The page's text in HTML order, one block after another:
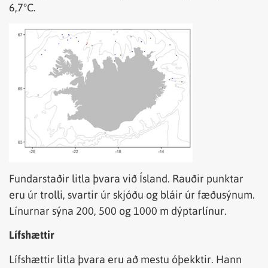
6,7°C.
Fundarstaðir litla þvara við Ísland. Rauðir punktar
eru úr trolli, svartir úr skjóðu og bláir úr fæðusýnum.
Línurnar sýna 200, 500 og 1000 m dýptarlínur.
Lífshættir
Lífshættir litla þvara eru að mestu óþekktir. Hann